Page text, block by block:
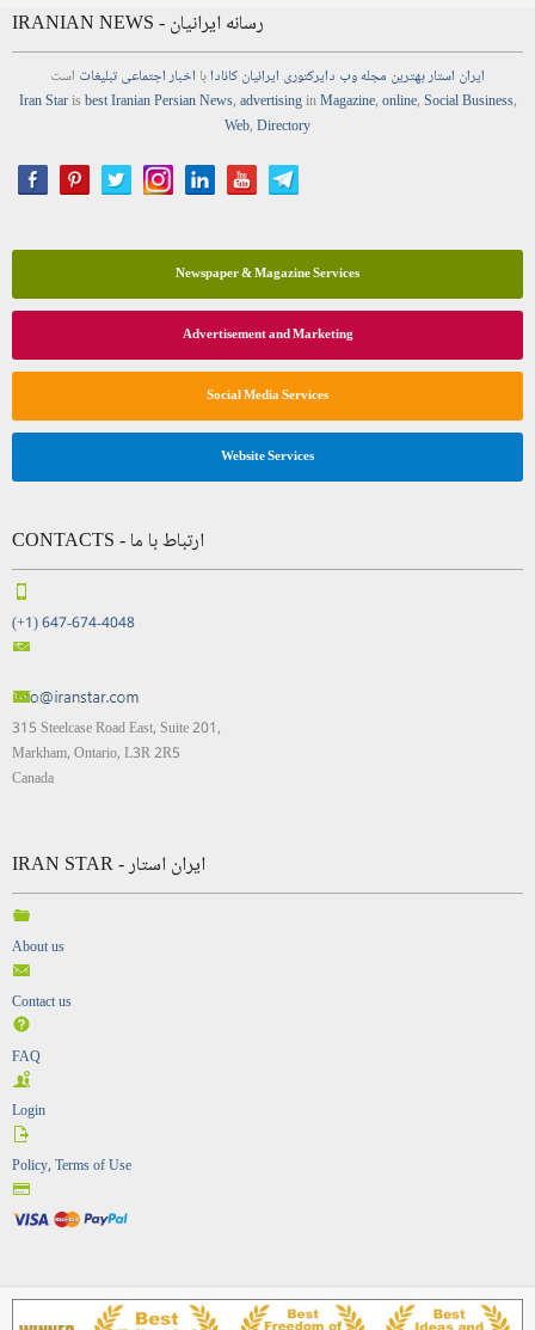
IRANIAN NEWS - رسانه ایرانیان
ایران استاربهترین مجلهوب دایرکتوری ایرانیان کانادابا اخباراجتماعیتبلیغات است
Iran Starisbest Iranian PersianNews,advertisinginMagazine,online,Social Business,
Web,Directory
Newspaper & Magazine Services
Advertisement and Marketing
Social Media Services
Website Services
CONTACTS - ارتباط با ما
(+1) 647-674-4048
315 Steelcase Road East, Suite 201,
Markham, Ontario, L3R 2R5
Canada
IRAN STAR - ایران استار
About us
Contact us
FAQ
Login
Policy, Terms of Use